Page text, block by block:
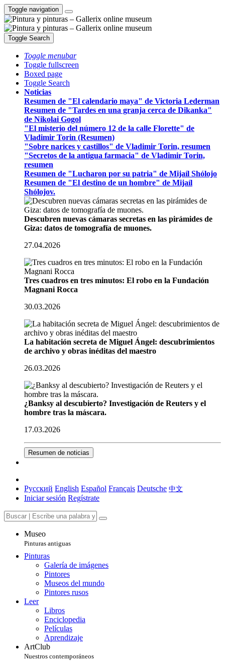
Toggle navigation
Toggle Search
Toggle menubar
Toggle fullscreen
Boxed page
Toggle Search
Noticias
Resumen de "El calendario maya" de Victoria Lederman
Resumen de "Tardes en una granja cerca de Dikanka"
de Nikolai Gogol
"El misterio del número 12 de la calle Florette" de
Vladimir Torin (Resumen)
"Sobre narices y castillos" de Vladimir Torin, resumen
"Secretos de la antigua farmacia" de Vladimir Torin,
resumen
Resumen de "Lucharon por su patria" de Mijaíl Shólojo
Resumen de "El destino de un hombre" de Mijaíl
Shólojov.
Descubren nuevas cámaras secretas en las pirámides de
Giza: datos de tomografía de muones.
27.04.2026
Tres cuadros en tres minutos: El robo en la Fundación
Magnani Rocca
30.03.2026
La habitación secreta de Miguel Ángel: descubrimientos
de archivo y obras inéditas del maestro
26.03.2026
¿Banksy al descubierto? Investigación de Reuters y el
hombre tras la máscara.
17.03.2026
Resumen de noticias
Русский English Español Français Deutsche 中文
Iniciar sesión Regístrate
Museo
Pinturas antiguas
Pinturas
Galería de imágenes
Pintores
Museos del mundo
Pintores rusos
Leer
Libros
Enciclopedia
Películas
Aprendizaje
ArtClub
Nuestros contemporáneos